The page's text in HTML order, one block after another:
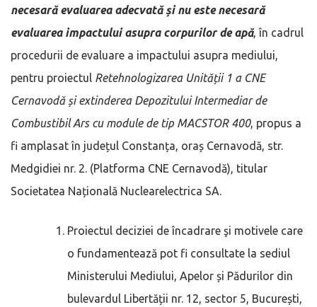
necesară evaluarea adecvată și nu este necesară
evaluarea impactului asupra corpurilor de apă, în cadrul
procedurii de evaluare a impactului asupra mediului,
pentru proiectul Retehnologizarea Unității 1 a CNE
Cernavodă și extinderea Depozitului Intermediar de
Combustibil Ars cu module de tip MACSTOR 400, propus a
fi amplasat în județul Constanța, oraș Cernavodă, str.
Medgidiei nr. 2. (Platforma CNE Cernavodă), titular
Societatea Națională Nuclearelectrica SA.
Proiectul deciziei de încadrare şi motivele care
o fundamentează pot fi consultate la sediul
Ministerului Mediului, Apelor și Pădurilor din
bulevardul Libertății nr. 12, sector 5, București,